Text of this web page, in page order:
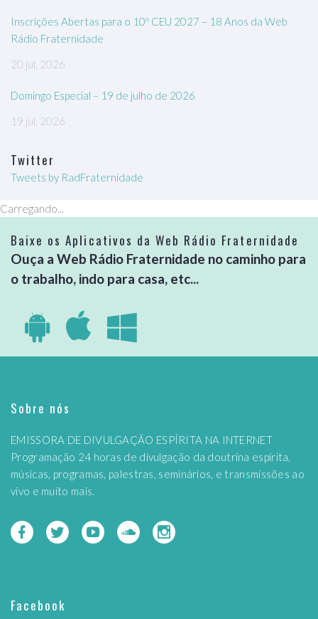
Inscrições Abertas para o 10º CEU 2027 – 18 Anos da Web
Rádio Fraternidade
20 jul, 2026
Domingo Especial – 19 de julho de 2026
19 jul, 2026
Twitter
Tweets by RadFraternidade
Carregando...
Baixe os Aplicativos da Web Rádio Fraternidade
Ouça a Web Rádio Fraternidade no caminho para
o trabalho, indo para casa, etc...
Sobre nós
EMISSORA DE DIVULGAÇÃO ESPÍRITA NA INTERNET
Programação 24 horas de divulgação da doutrina espírita,
músicas, programas, palestras, seminários, e transmissões ao
vivo e muito mais.
Facebook